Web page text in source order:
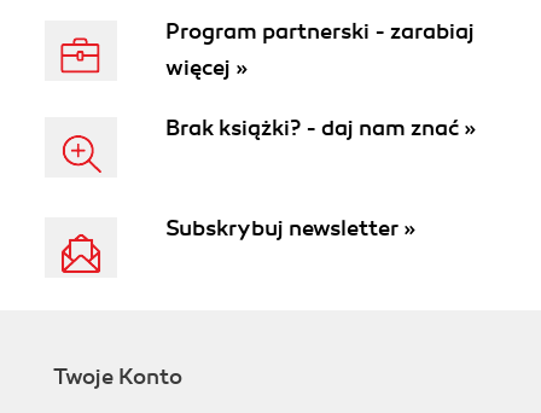
Program partnerski - zarabiaj
więcej »
Brak książki? - daj nam znać »
Subskrybuj newsletter »
Twoje Konto